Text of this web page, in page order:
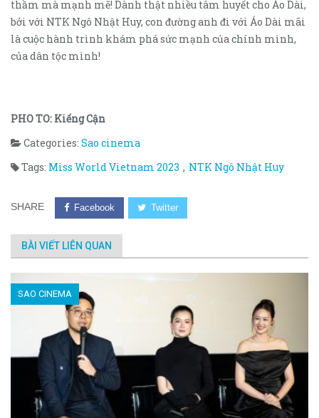
thầm mà mạnh mẽ! Dành thật nhiều tâm huyết cho Áo Dài,
bởi với NTK Ngô Nhật Huy, con đường anh đi với Áo Dài mãi
là cuộc hành trình khám phá sức mạnh của chính mình,
của dân tộc mình!
PHO TO: Kiếng Cận
Categories: Sao cinema
Tags: Miss World Vietnam 2023 , NTK Ngô Nhật Huy
SHARE Facebook Twitter
BÀI VIẾT LIÊN QUAN
SAO CINEMA